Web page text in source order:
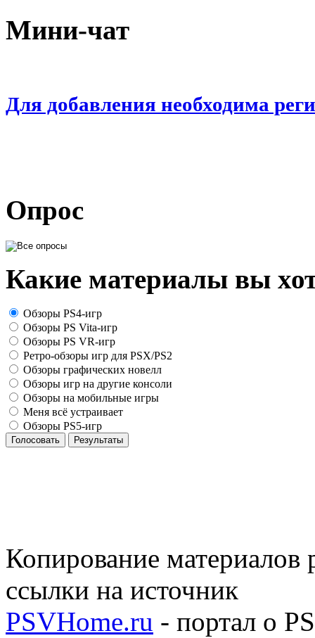
Мини-чат
Для добавления необходима
Опрос
Какие материалы вы
Обзоры PS4-игр
Обзоры PS Vita-игр
Обзоры PS VR-игр
Ретро-обзоры игр для PSX/PS2
Обзоры графических новелл
Обзоры игр на другие консоли
Обзоры на мобильные игры
Меня всё устраивает
Обзоры PS5-игр
Голосовать Результаты
Копирование материалов
ссылки на источник
PSVHome.ru - портал о